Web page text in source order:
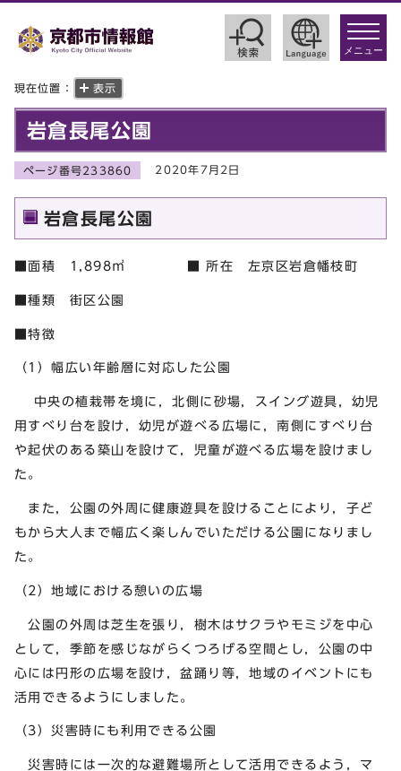
toggle
メニュー
現在位置： 表示
岩倉長尾公園
ページ番号233860 2020年7月2日
岩倉長尾公園
■面積 1,898㎡ ■ 所在 左京区岩倉幡枝町
■種類 街区公園
■特徴
（1）幅広い年齢層に対応した公園
中央の植栽帯を境に，北側に砂場，スイング遊具，幼児
用すべり台を設け，幼児が遊べる広場に，南側にすべり台
や起伏のある築山を設けて，児童が遊べる広場を設けまし
た。
また，公園の外周に健康遊具を設けることにより，子ど
もから大人まで幅広く楽しんでいただける公園になりまし
た。
（2）地域における憩いの広場
公園の外周は芝生を張り，樹木はサクラやモミジを中心
として，季節を感じながらくつろげる空間とし，公園の中
心には円形の広場を設け，盆踊り等，地域のイベントにも
活用できるようにしました。
（3）災害時にも利用できる公園
災害時には一次的な避難場所として活用できるよう，マ